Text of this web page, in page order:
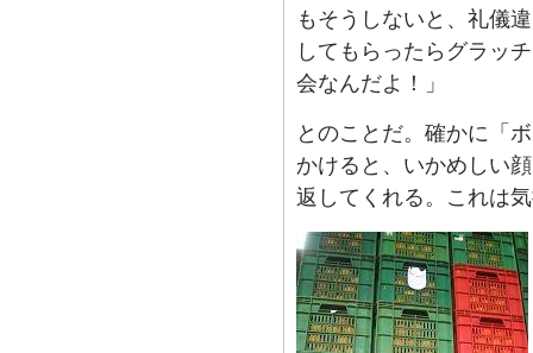
もそうしないと、礼儀
してもらったらグラッ
会なんだよ！」
とのことだ。確かに「
かけると、いかめしい
返してくれる。これは